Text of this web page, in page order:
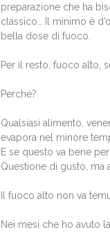
preparazione che ha
classico… Il minimo è
bella dose di fuoco.
Per il resto, fuoco alto,
Perché?
Qualsiasi alimento,
evapora nel minore
E se questo va bene
Questione di gusto, ma
Il fuoco alto non va
Nei mesi che ho avuto